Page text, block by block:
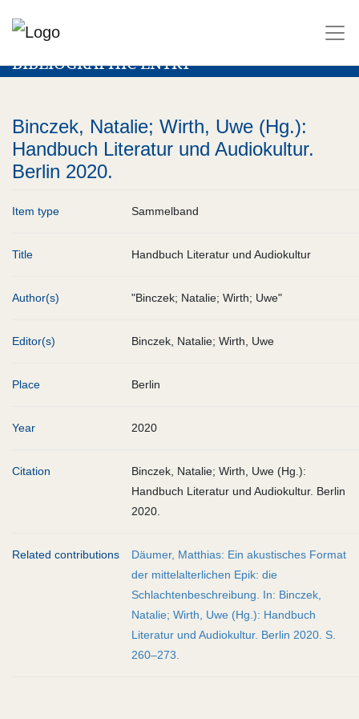
BIBLIOGRAPHIC ENTRY
Binczek, Natalie; Wirth, Uwe (Hg.):
Handbuch Literatur und Audiokultur.
Berlin 2020.
Item type Sammelband
Title Handbuch Literatur und Audiokultur
Author(s) "Binczek; Natalie; Wirth; Uwe"
Editor(s) Binczek, Natalie; Wirth, Uwe
Place Berlin
Year 2020
Citation
Binczek, Natalie; Wirth, Uwe (Hg.):
Handbuch Literatur und Audiokultur. Berlin
2020.
Related contributions
Däumer, Matthias: Ein akustisches Format
der mittelalterlichen Epik: die
Schlachtenbeschreibung. In: Binczek,
Natalie; Wirth, Uwe (Hg.): Handbuch
Literatur und Audiokultur. Berlin 2020. S.
260–273.